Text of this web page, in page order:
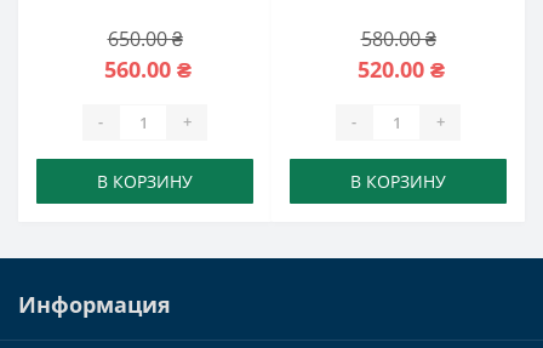
650.00 ₴
560.00 ₴
- +
В КОРЗИНУ
580.00 ₴
520.00 ₴
- +
В КОРЗИНУ
Информация